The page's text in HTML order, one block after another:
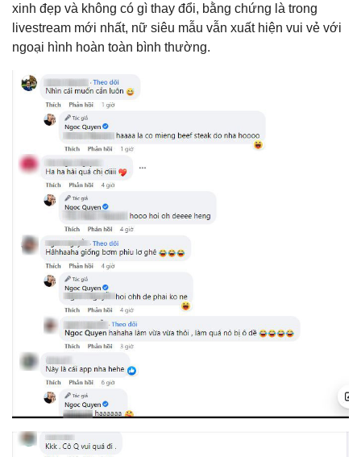
xinh đẹp và không có gì thay đổi, bằng chứng là trong
livestream mới nhất, nữ siêu mẫu vẫn xuất hiện vui vẻ với
ngoại hình hoàn toàn bình thường.